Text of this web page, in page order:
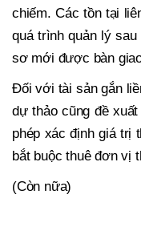
chiếm. Các tồn tại
quá trình quản lý
sơ mới được bàn
Đối với tài sản gắn
dự thảo cũng đề
phép xác định giá trị
bắt buộc thuê đơn vị
(Còn nữa)